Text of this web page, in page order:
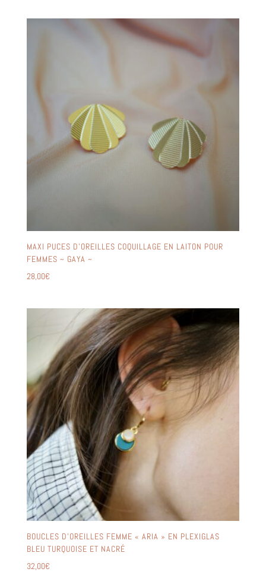
MAXI PUCES D’OREILLES COQUILLAGE EN LAITON POUR
FEMMES ~ GAYA ~
28,00€
BOUCLES D’OREILLES FEMME « ARIA » EN PLEXIGLAS
BLEU TURQUOISE ET NACRÉ
32,00€